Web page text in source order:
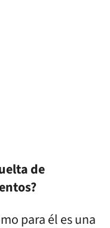
de
para él es una